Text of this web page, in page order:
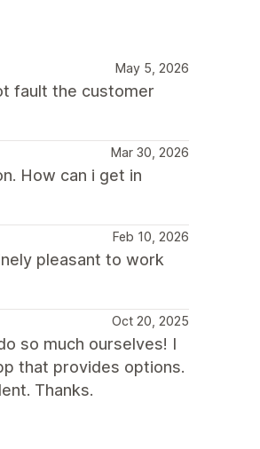
May 5, 2026
fault the customer
Mar 30, 2026
How can i get in
Feb 10, 2026
pleasant to work
Oct 20, 2025
so much ourselves! I
that provides options.
Thanks.